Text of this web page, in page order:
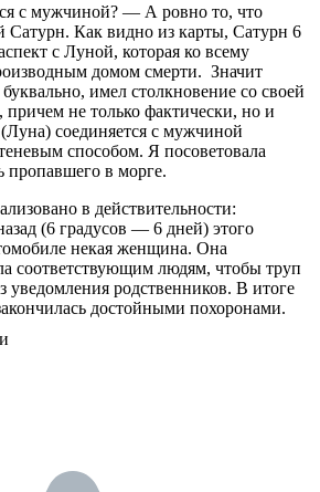
с мужчиной? — А ровно то, что
Сатурн. Как видно из карты, Сатурн 6
с Луной, которая ко всему
домом смерти. Значит
имел столкновение со своей
причем не только фактически, но и
соединяется с мужчиной
способом. Я посоветовала
пропавшего в морге.
в действительности:
(6 градусов — 6 дней) этого
некая женщина. Она
соответствующим людям, чтобы труп
уведомления родственников. В итоге
достойными похоронами.